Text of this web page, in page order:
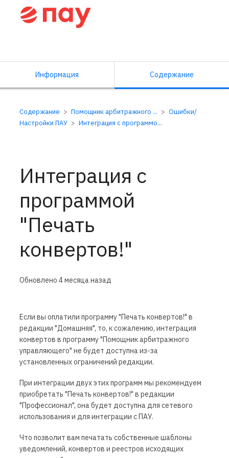
Информация Содержание
Содержание Помощник арбитражного ...
Ошибки/
Настройки ПАУ
Интеграция с программо...
Интеграция с
программой
"Печать
конвертов!"
Обновлено 4 месяца назад
Если вы оплатили программу "Печать конвертов!" в
редакции "Домашняя", то, к сожалению, интеграция
конвертов в программу "Помощник арбитражного
управляющего" не будет доступна из-за
установленных ограничений редакции.
При интеграции двух этих программ мы рекомендуем
приобретать "Печать конвертов!" в редакции
"Профессионал", она будет доступна для сетевого
использования и для интеграции с ПАУ.
Что позволит вам печатать собственные шаблоны
уведомлений, конвертов и реестров исходящих